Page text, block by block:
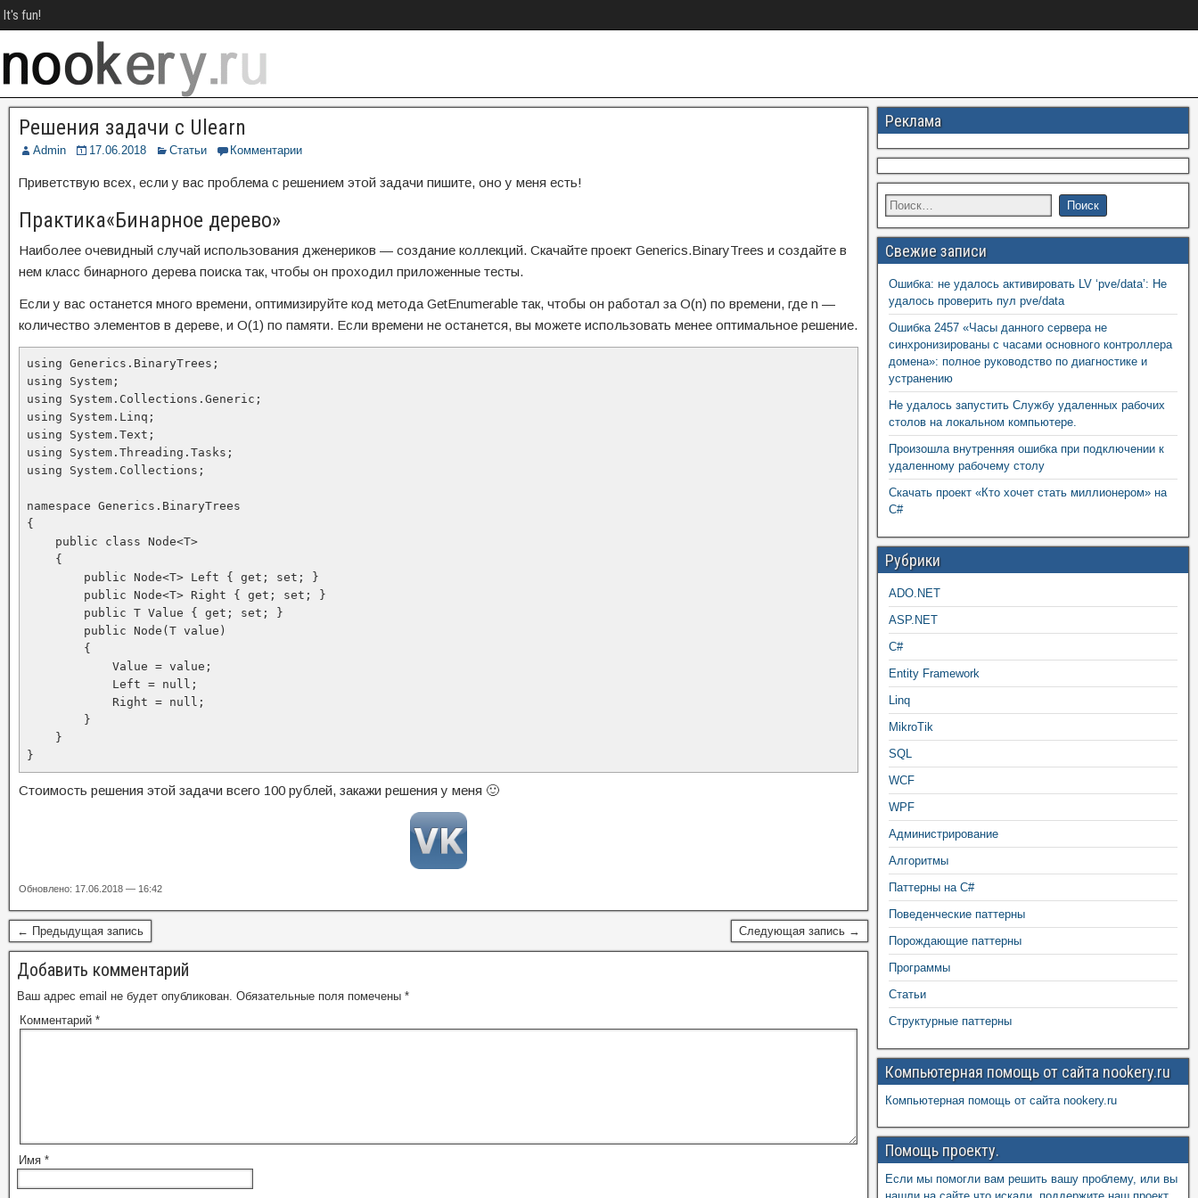
It's fun!
Решения задачи с Ulearn
Admin 17.06.2018 Статьи Комментарии
Приветствую всех, если у вас проблема с решением этой задачи пишите, оно у меня есть!
Практика«Бинарное дерево»
Наиболее очевидный случай использования дженериков — создание коллекций. Скачайте проект Generics.BinaryTrees и создайте в
нем класс бинарного дерева поиска так, чтобы он проходил приложенные тесты.
Если у вас останется много времени, оптимизируйте код метода GetEnumerable так, чтобы он работал за O(n) по времени, где n —
количество элементов в дереве, и O(1) по памяти. Если времени не останется, вы можете использовать менее оптимальное решение.
using Generics.BinaryTrees;
using System;
using System.Collections.Generic;
using System.Linq;
using System.Text;
using System.Threading.Tasks;
using System.Collections;
namespace Generics.BinaryTrees
{
    public class Node<T>
    {
        public Node<T> Left { get; set; }
        public Node<T> Right { get; set; }
        public T Value { get; set; }
        public Node(T value)
        {
            Value = value;
            Left = null;
            Right = null;
        }
    }
}
Стоимость решения этой задачи всего 100 рублей, закажи решения у меня 🙂
Обновлено: 17.06.2018 — 16:42
← Предыдущая запись Следующая запись →
Добавить комментарий
Ваш адрес email не будет опубликован. Обязательные поля помечены *
Комментарий *
Имя *
Реклама
Свежие записи
Ошибка: не удалось активировать LV ‘pve/data’: Не
удалось проверить пул pve/data
Ошибка 2457 «Часы данного сервера не
синхронизированы с часами основного контроллера
домена»: полное руководство по диагностике и
устранению
Не удалось запустить Службу удаленных рабочих
столов на локальном компьютере.
Произошла внутренняя ошибка при подключении к
удаленному рабочему столу
Скачать проект «Кто хочет стать миллионером» на
C#
Рубрики
ADO.NET
ASP.NET
C#
Entity Framework
Linq
MikroTik
SQL
WCF
WPF
Администрирование
Алгоритмы
Паттерны на C#
Поведенческие паттерны
Порождающие паттерны
Программы
Статьи
Структурные паттерны
Компьютерная помощь от сайта nookery.ru
Компьютерная помощь от сайта nookery.ru
Помощь проекту.
Если мы помогли вам решить вашу проблему, или вы